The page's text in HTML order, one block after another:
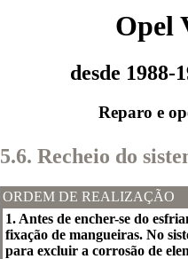
Opel
desde 1988-
Reparo e
5.6. Recheio do
ORDEM DE REALIZAÇÃO
1. Antes de encher-se do
fixação de mangueiras. No
para excluir a corrosão de